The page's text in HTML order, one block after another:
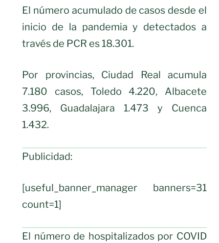
El número acumulado de casos desde el
inicio de la pandemia y detectados a
través de PCR es 18.301.
Por provincias, Ciudad Real acumula
7.180 casos, Toledo 4.220, Albacete
3.996, Guadalajara 1.473 y Cuenca
1.432.
Publicidad:
[useful_banner_manager banners=31
count=1]
El número de hospitalizados por COVID